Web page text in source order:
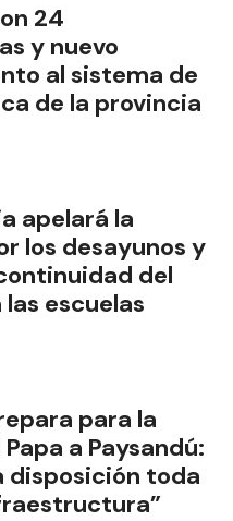
24
y nuevo
al sistema de
de la provincia
apelará la
los desayunos y
del
escuelas
para la
a Paysandú:
disposición toda